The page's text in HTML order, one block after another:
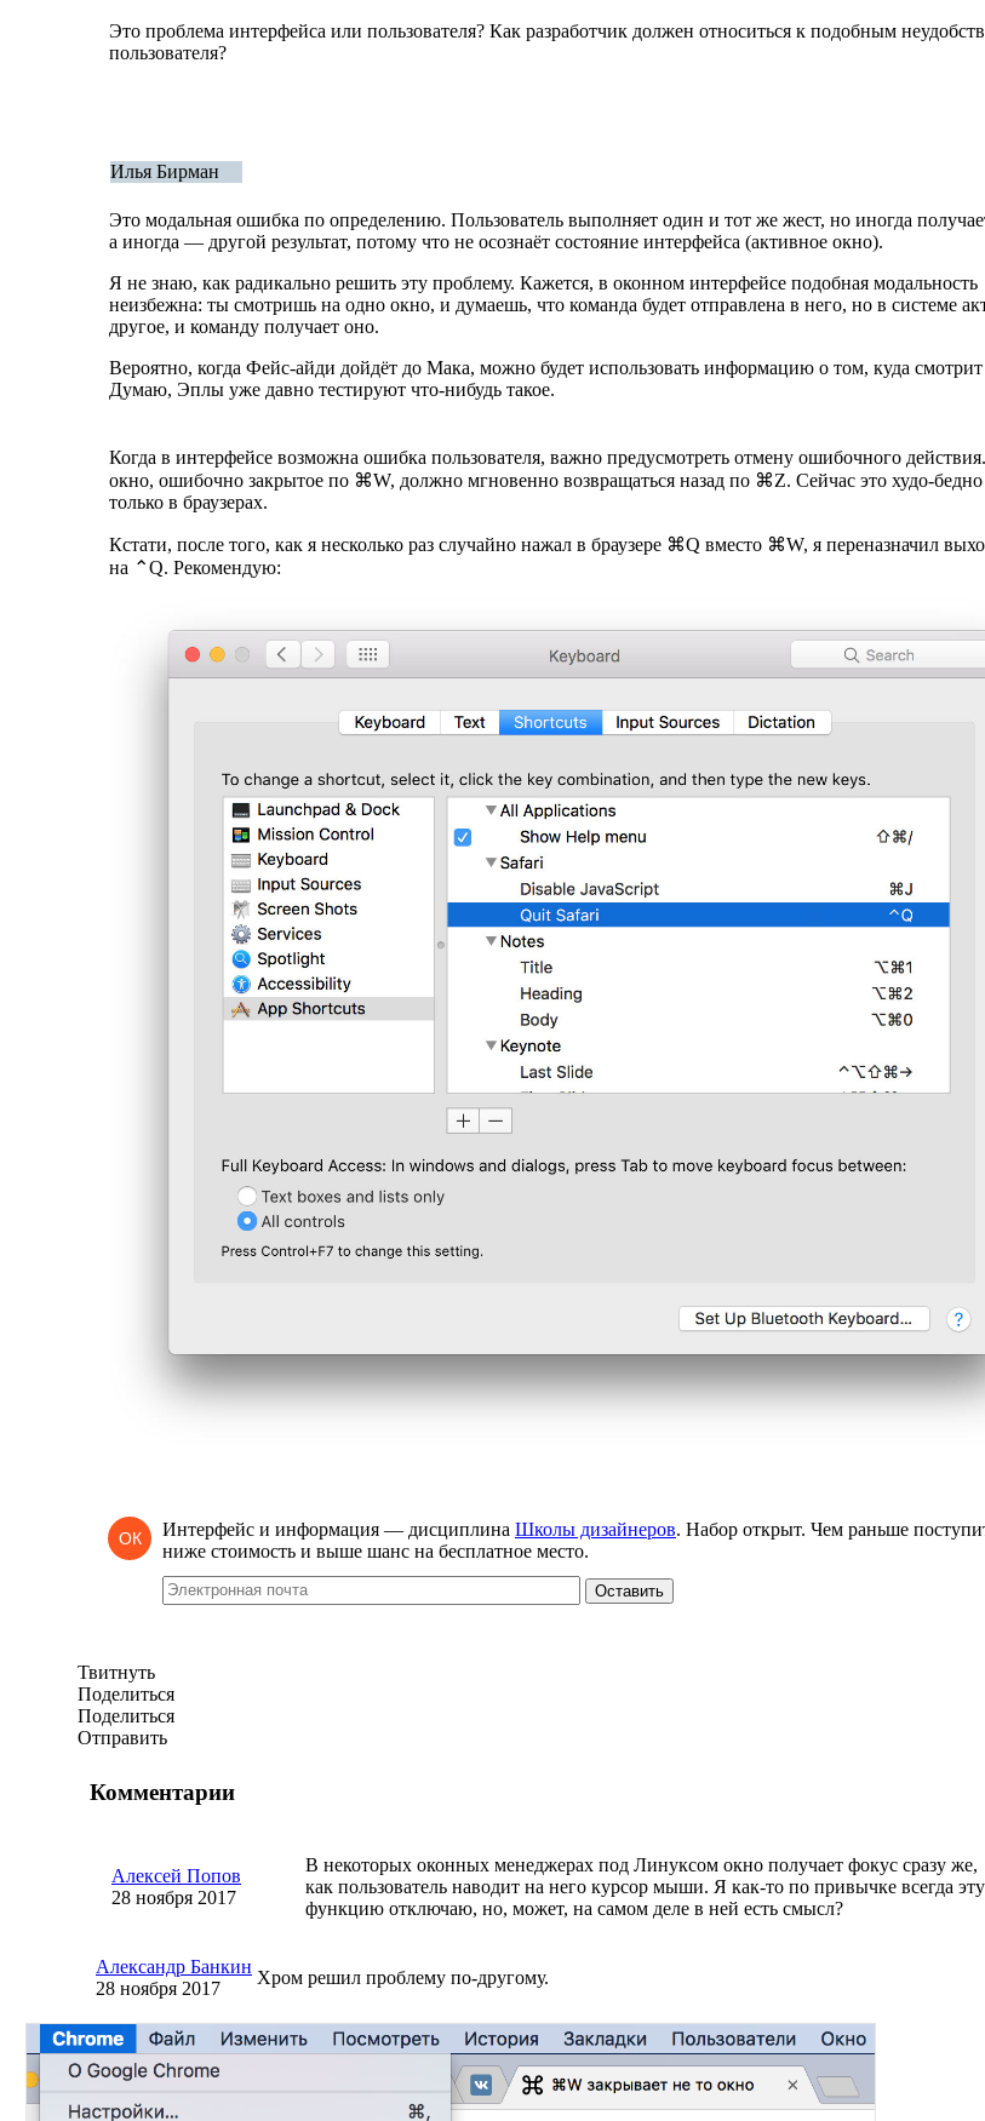
Это проблема интерфейса или пользователя? Как разработчик должен относиться к подобным
пользователя?
Илья Бирман
Это модальная ошибка по определению. Пользователь выполняет один и тот же жест, но иногда
а иногда — другой результат, потому что не осознаёт состояние интерфейса (активное окно).
Я не знаю, как радикально решить эту проблему. Кажется, в оконном интерфейсе подобная модальность
неизбежна: ты смотришь на одно окно, и думаешь, что команда будет отправлена в него, но в системе
другое, и команду получает оно.
Вероятно, когда Фейс-айди дойдёт до Мака, можно будет использовать информацию о том, куда смотрит
Думаю, Эплы уже давно тестируют что-нибудь такое.
Когда в интерфейсе возможна ошибка пользователя, важно предусмотреть отмену ошибочного
окно, ошибочно закрытое по ⌘W, должно мгновенно возвращаться назад по ⌘Z. Сейчас это худо-бедно
только в браузерах.
Кстати, после того, как я несколько раз случайно нажал в браузере ⌘Q вместо ⌘W, я переназначил
на ⌃Q. Рекомендую:
ОК Интерфейс и информация — дисциплина Школы дизайнеров. Набор открыт. Чем раньше
ниже стоимость и выше шанс на бесплатное место.
Оставить
Твитнуть
Поделиться
Поделиться
Отправить
Комментарии
Алексей Попов
28 ноября 2017
В некоторых оконных менеджерах под Линуксом окно получает фокус сразу же,
как пользователь наводит на него курсор мыши. Я как-то по привычке всегда эту
функцию отключаю, но, может, на самом деле в ней есть смысл?
Александр Банкин
28 ноября 2017
Хром решил проблему по-другому.